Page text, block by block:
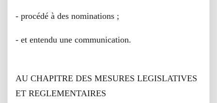
- procédé à des nominations ;
- et entendu une communication.
AU CHAPITRE DES MESURES LEGISLATIVES
ET REGLEMENTAIRES